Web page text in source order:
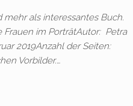
mehr als interessantes Buch.
Frauen im PorträtAutor: Petra
2019Anzahl der Seiten:
Vorbilder.…